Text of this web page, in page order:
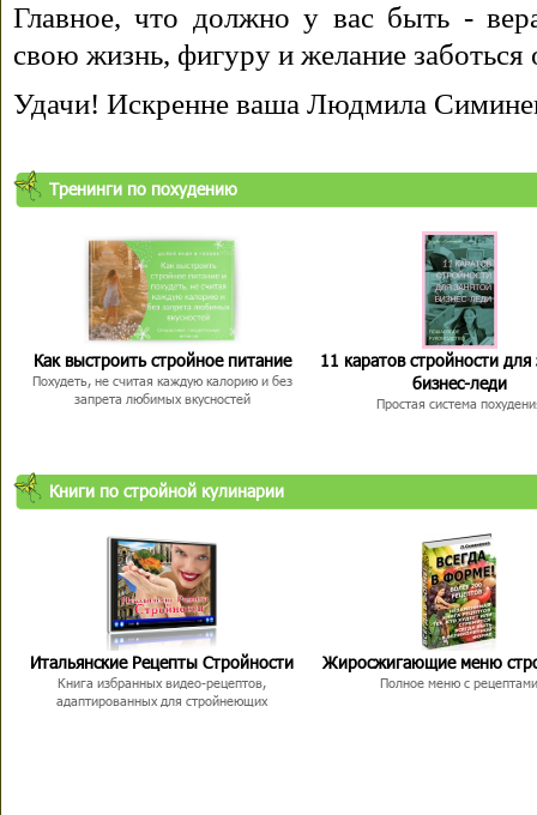
Главное, что должно у вас быть -
свою жизнь, фигуру и желание заботься
Удачи! Искренне ваша Людмила
Тренинги по похудению
Как выстроить стройное питание
Похудеть, не считая каждую калорию и без
запрета любимых вкусностей
11 каратов стройности для
бизнес-леди
Простая система
Книги по стройной кулинарии
Итальянские Рецепты Стройности
Книга избранных видео-рецептов,
адаптированных для стройнеющих
Жиросжигающие меню
Полное меню с рецептами